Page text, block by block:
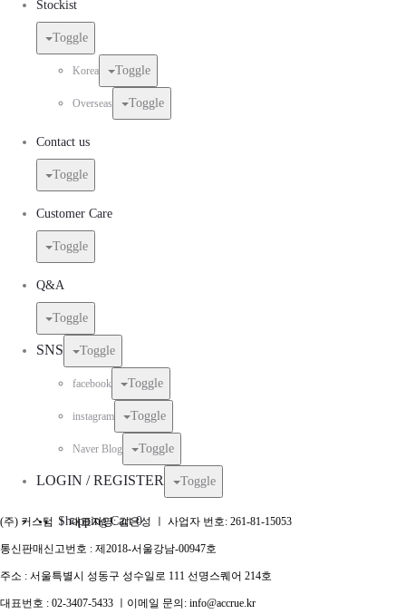
Stockist
Toggle
Korea Toggle
Overseas Toggle
Contact us
Toggle
Customer Care
Toggle
Q&A
Toggle
SNS Toggle
facebook Toggle
instagram Toggle
Naver Blog Toggle
LOGIN / REGISTER Toggle
Shopping Cart 0
(주) 커스텀 ㅣ 대표자명: 김은성 ㅣ 사업자 번호: 261-81-15053
통신판매신고번호 : 제2018-서울강남-00947호
주소 : 서울특별시 성동구 성수일로 111 선명스퀘어 214호
대표번호 : 02-3407-5433 ㅣ이메일 문의: info@accrue.kr